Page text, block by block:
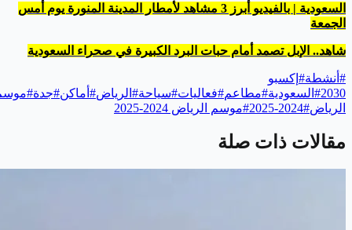
السعودية | بالفيديو أبرز 3 مشاهد لأمطار المدينة المنورة يوم أمس
الجمعة
شاهد.. الإبل تصمد أمام حبات البرد الكبيرة في صحراء السعودية
# أنشطة# إكسبو
2030
# السعودية#مطاعم#فعاليات#سياحة# الرياض# أماكن#جدة#
الرياض#
2024-2025
#موسم الرياض 2024-2025
مقالات ذات صلة